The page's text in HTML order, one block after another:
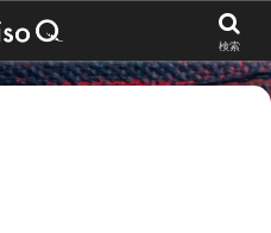
検索